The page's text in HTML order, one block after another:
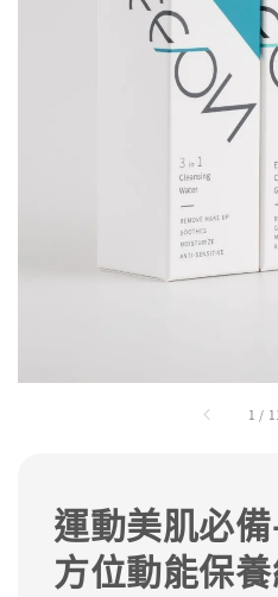
1 /
運動美肌必
方位動能保